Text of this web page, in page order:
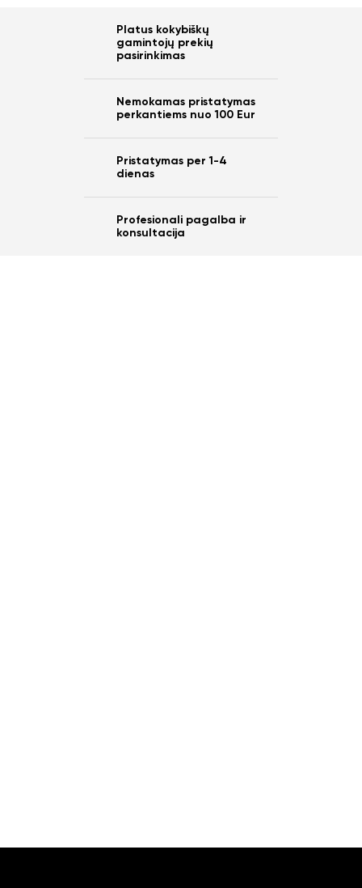
Platus kokybiškų
gamintojų prekių
pasirinkimas
Nemokamas pristatymas
perkantiems nuo 100 Eur
Pristatymas per 1-4
dienas
Profesionali pagalba ir
konsultacija